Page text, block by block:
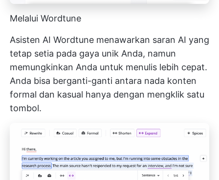
Melalui Wordtune
Asisten AI Wordtune menawarkan saran AI yang
tetap setia pada gaya unik Anda, namun
memungkinkan Anda untuk menulis lebih cepat.
Anda bisa berganti-ganti antara nada konten
formal dan kasual hanya dengan mengklik satu
tombol.